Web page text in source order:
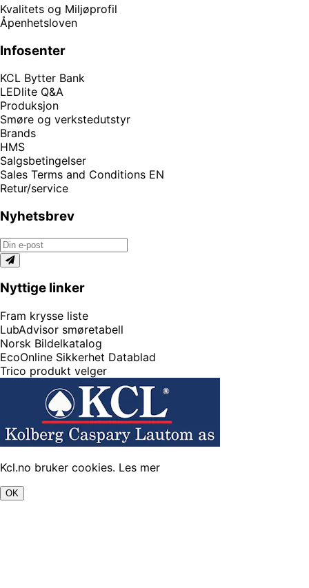
Kvalitets og Miljøprofil
Åpenhetsloven
Infosenter
KCL Bytter Bank
LEDlite Q&A
Produksjon
Smøre og verkstedutstyr
Brands
HMS
Salgsbetingelser
Sales Terms and Conditions EN
Retur/service
Nyhetsbrev
Nyttige linker
Fram krysse liste
LubAdvisor smøretabell
Norsk Bildelkatalog
EcoOnline Sikkerhet Datablad
Trico produkt velger
Kcl.no bruker cookies. Les mer
OK